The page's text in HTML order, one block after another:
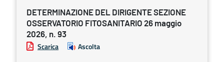
DETERMINAZIONE DEL DIRIGENTE SEZIONE
OSSERVATORIO FITOSANITARIO 26 maggio
2026, n. 93
Scarica Ascolta